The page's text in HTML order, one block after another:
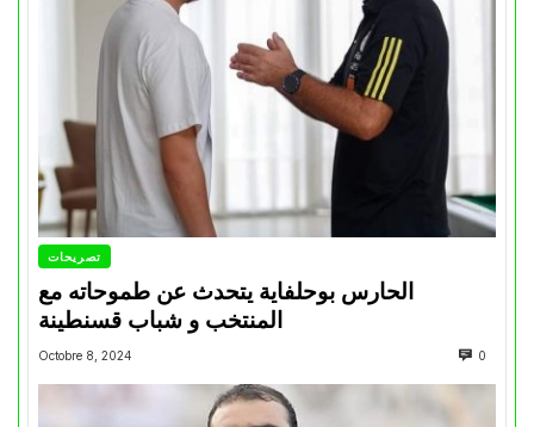
تصريحات
الحارس بوحلفاية يتحدث عن طموحاته مع
المنتخب و شباب قسنطينة
Octobre 8, 2024 0